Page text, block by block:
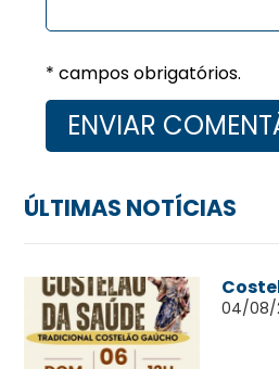
* campos obrigatórios.
ÚLTIMAS NOTÍCIAS
04/08/